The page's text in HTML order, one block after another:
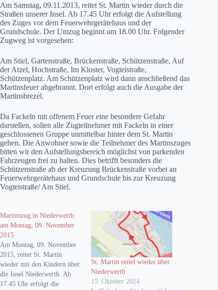
Am Samstag, 09.11.2013, reitet St. Martin wieder durch die
Straßen unserer Insel. Ab 17.45 Uhr erfolgt die Aufstellung
des Zuges vor dem Feuerwehrgerätehaus und der
Grundschule. Der Umzug beginnt um 18.00 Uhr. Folgender
Zugweg ist vorgesehen:
Am Stiel, Gartenstraße, Brückenstraße, Schützenstraße, Auf
der Atzel, Hochstraße, Im Kloster, Vogteistraße,
Schützenplatz. Am Schützenplatz wird dann anschließend das
Martinsfeuer abgebrannt. Dort erfolgt auch die Ausgabe der
Martinsbrezel.
Da Fackeln mit offenem Feuer eine besondere Gefahr
darstellen, sollen alle Zugteilnehmer mit Fackeln in einer
geschlossenen Gruppe unmittelbar hinter dem St. Martin
gehen. Die Anwohner sowie die Teilnehmer des Martinszuges
bitten wir den Aufstellungsbereich möglichst von parkenden
Fahrzeugen frei zu halten. Dies betrifft besonders die
Schützenstraße ab der Kreuzung Brückenstraße vorbei an
Feuerwehrgerätehaus und Grundschule bis zur Kreuzung
Vogteistraße/ Am Stiel.
Martinszug in Niederwerth
am Montag, 09. November
2015
Am Montag, 09. November
2015, reitet St. Martin
wieder mit den Kindern über
die Insel Niederwerth. Ab
17.45 Uhr erfolgt die
St. Martin reitet wieder über
Niederwerth
15. Oktober 2024